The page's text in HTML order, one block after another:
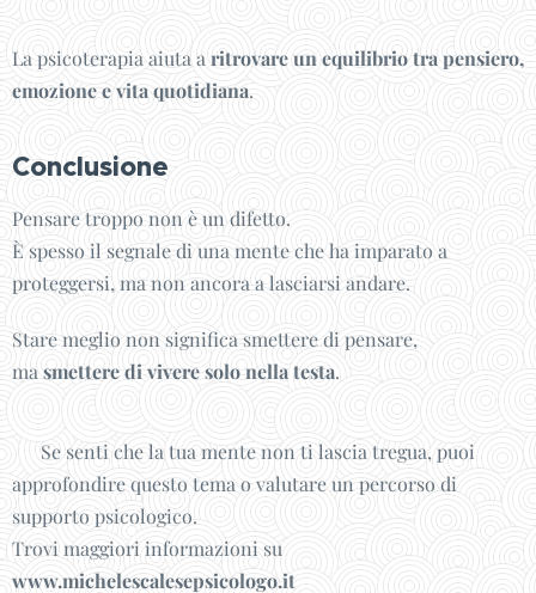
La psicoterapia aiuta a ritrovare un equilibrio tra pensiero,
emozione e vita quotidiana.
Conclusione
Pensare troppo non è un difetto.
È spesso il segnale di una mente che ha imparato a
proteggersi, ma non ancora a lasciarsi andare.
Stare meglio non significa smettere di pensare,
ma smettere di vivere solo nella testa.
👉 Se senti che la tua mente non ti lascia tregua, puoi
approfondire questo tema o valutare un percorso di
supporto psicologico.
Trovi maggiori informazioni su
www.michelescalesepsicologo.it